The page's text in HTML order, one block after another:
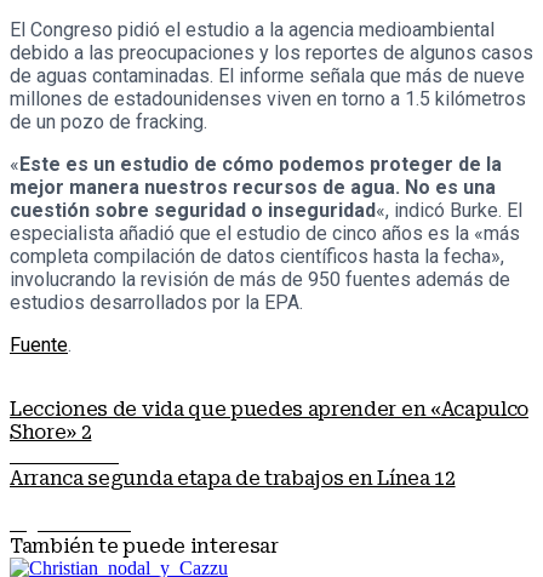
El Congreso pidió el estudio a la agencia medioambiental
debido a las preocupaciones y los reportes de algunos casos
de aguas contaminadas. El informe señala que más de nueve
millones de estadounidenses viven en torno a 1.5 kilómetros
de un pozo de fracking.
«Este es un estudio de cómo podemos proteger de la
mejor manera nuestros recursos de agua. No es una
cuestión sobre seguridad o inseguridad«, indicó Burke. El
especialista añadió que el estudio de cinco años es la «más
completa compilación de datos científicos hasta la fecha»,
involucrando la revisión de más de 950 fuentes además de
estudios desarrollados por la EPA.
Fuente.
Lecciones de vida que puedes aprender en «Acapulco
Shore» 2
Arranca segunda etapa de trabajos en Línea 12
También te puede interesar